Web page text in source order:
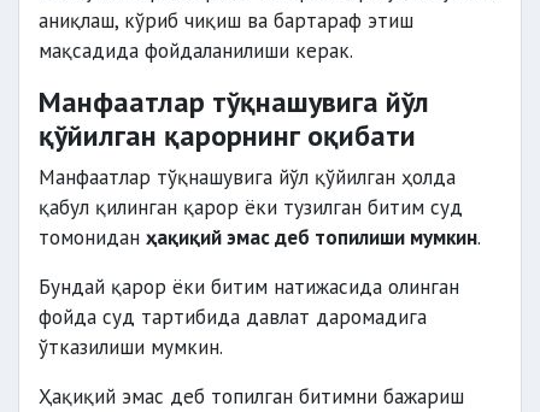
аниқлаш, кўриб чиқиш ва бартараф этиш
мақсадида фойдаланилиши керак.
Манфаатлар тўқнашувига йўл
қўйилган қарорнинг оқибати
Манфаатлар тўқнашувига йўл қўйилган ҳолда
қабул қилинган қарор ёки тузилган битим суд
томонидан ҳақиқий эмас деб топилиши мумкин.
Бундай қарор ёки битим натижасида олинган
фойда суд тартибида давлат даромадига
ўтказилиши мумкин.
Ҳақиқий эмас деб топилган битимни бажариш